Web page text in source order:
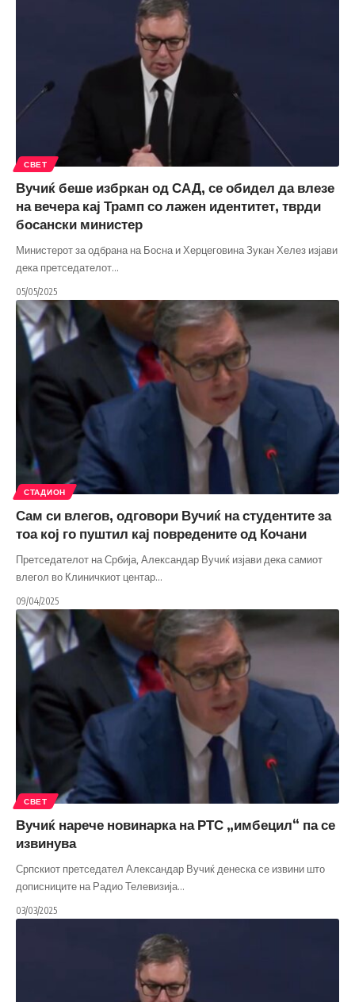
СВЕТ
Вучиќ беше избркан од САД, се обидел да влезе
на вечера кај Трамп со лажен идентитет, тврди
босански министер
Министерот за одбрана на Босна и Херцеговина Зукан Хелез изјави
дека претседателот…
05/05/2025
СТАДИОН
Сам си влегов, одговори Вучиќ на студентите за
тоа кој го пуштил кај повредените од Кочани
Претседателот на Србија, Александар Вучиќ изјави дека самиот
влегол во Клиничкиот центар…
09/04/2025
СВЕТ
Вучиќ нарече новинарка на РТС „имбецил“ па се
извинува
Српскиот претседател Александар Вучиќ денеска се извини што
дописниците на Радио Телевизија…
03/03/2025